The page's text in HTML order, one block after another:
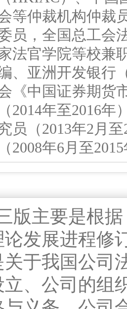
等仲裁机构仲裁
员，全国总工会
法官学院等校兼
、亚洲开发银行
《中国证券期货
（2014年至2016
员（2013年2月
（2008年6月至
主要是根据
发展进程修
我国公司法
、公司的组